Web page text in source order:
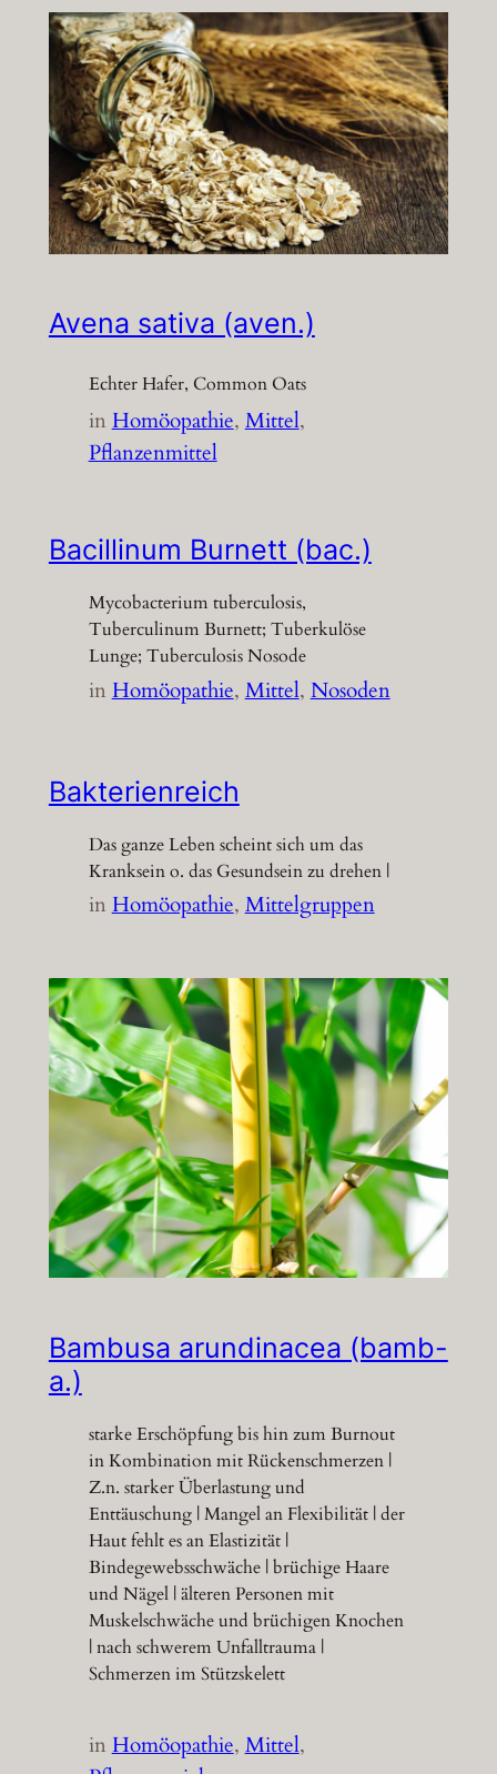
Avena sativa (aven.)
Echter Hafer, Common Oats
inHomöopathie, Mittel
Pflanzenmittel
Bacillinum Burnett (bac.)
Mycobacterium tuberculosis,
Tuberculinum Burnett; Tuberkulöse
Lunge; Tuberculosis Nosode
inHomöopathie, Mittel, Nosoden
Bakterienreich
Das ganze Leben scheint sich um das
Kranksein o. das Gesundsein zu drehen |
inHomöopathie, Mittelgruppen
Bambusa arundinacea (bamb-
a.)
starke Erschöpfung bis hin zum Burnout
in Kombination mit Rückenschmerzen |
Z.n. starker Überlastung und
Enttäuschung | Mangel an Flexibilität | der
Haut fehlt es an Elastizität |
Bindegewebsschwäche | brüchige Haare
und Nägel | älteren Personen mit
Muskelschwäche und brüchigen Knochen
| nach schwerem Unfalltrauma |
Schmerzen im Stützskelett
inHomöopathie, Mittel